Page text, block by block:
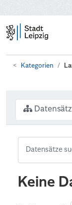
Kategorien
Keine